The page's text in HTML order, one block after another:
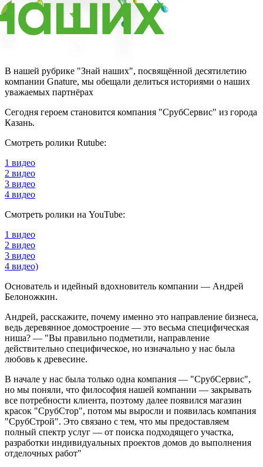
В нашей рубрике "Знай наших", посвящённой десятилетию
компании Gnature, мы обещали делиться историями о наших
уважаемых партнёрах
Сегодня героем становится компания "СрубСервис" из города
Казань.
Смотреть ролики Rutube:
1 видео
2 видео
3 видео
4 видео
Смотреть ролики на YouTube:
1 видео
2 видео
3 видео
4 видео)
Основатель и идейный вдохновитель компании — Андрей
Белоножкин.
Андрей, расскажите, почему именно это направление бизнеса,
ведь деревянное домостроение — это весьма специфическая
ниша? — "Вы правильно подметили, направление
действительно специфическое, но изначально у нас была
любовь к древесине.
В начале у нас была только одна компания — "СрубСервис",
но мы поняли, что философия нашей компании — закрывать
все потребности клиента, поэтому далее появился магазин
красок "СрубСтор", потом мы выросли и появилась компания
"СрубСтрой". Это связано с тем, что мы предоставляем
полный спектр услуг — от поиска подходящего участка,
разработки индивидуальных проектов домов до выполнения
отделочных работ"